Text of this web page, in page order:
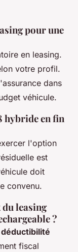
pour une
en leasing.
votre profil.
dans
véhicule.
hybride en fin
l'option
est
doit
convenu.
du leasing
?
déductibilité
fiscal